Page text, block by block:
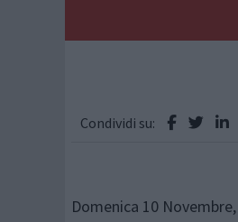
Condividi su:
Domenica 10